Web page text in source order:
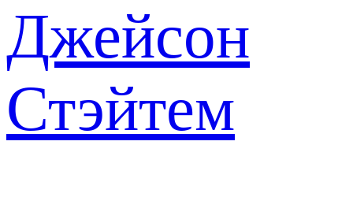
Джейсон
Стэйтем